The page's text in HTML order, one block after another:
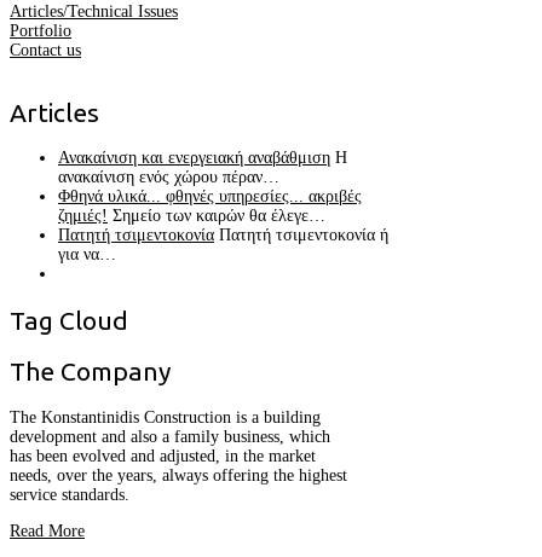
Articles/Technical Issues
Portfolio
Contact us
Articles
Ανακαίνιση και ενεργειακή αναβάθμιση Η
ανακαίνιση ενός χώρου πέραν…
Φθηνά υλικά... φθηνές υπηρεσίες... ακριβές
ζημιές! Σημείο των καιρών θα έλεγε…
Πατητή τσιμεντοκονία Πατητή τσιμεντοκονία ή
για να…
Tag Cloud
The Company
The Konstantinidis Construction is a building
development and also a family business, which
has been evolved and adjusted, in the market
needs, over the years, always offering the highest
service standards.
Read More